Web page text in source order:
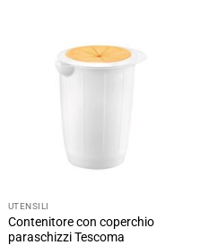
UTENSILI
Contenitore con coperchio
paraschizzi Tescoma